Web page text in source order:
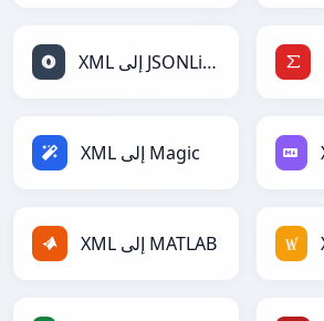
XML إلى JSONLines
XML إلى Magic
XML إلى MATLAB